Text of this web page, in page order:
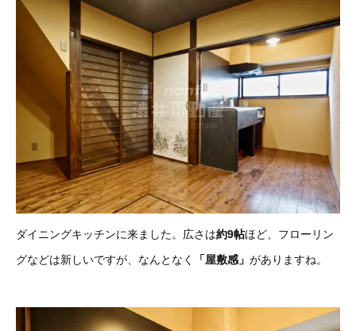
ダイニングキッチンに来ました。広さは約9帖ほど、フローリン
グなどは新しいですが、なんとなく
「屋敷感」 がありますね。